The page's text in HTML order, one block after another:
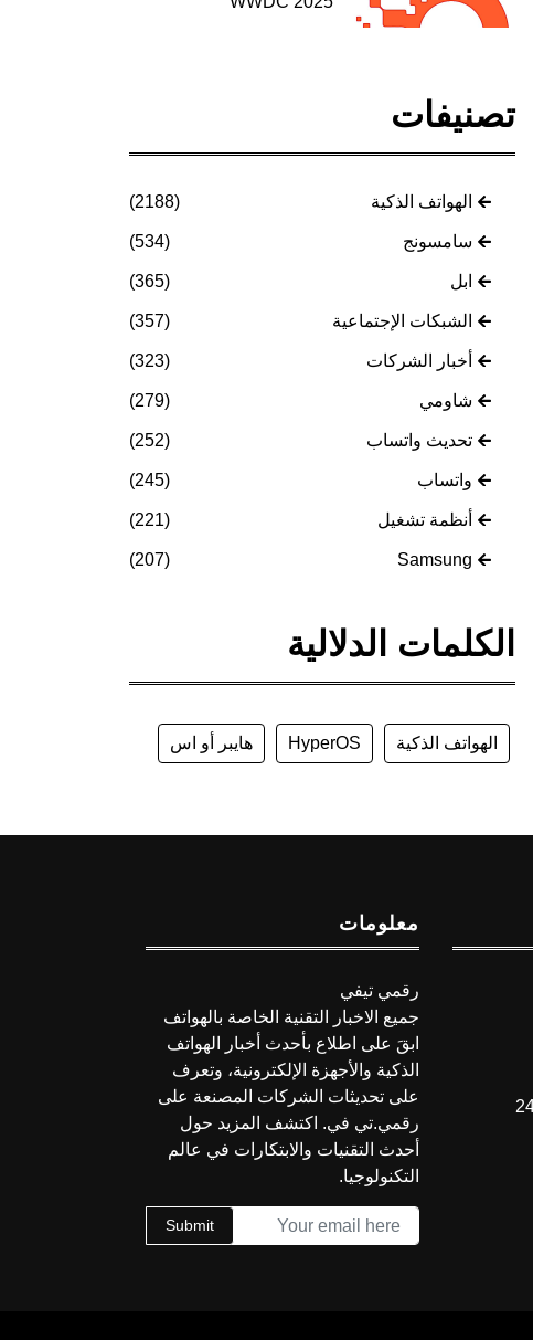
تصنيفات
الهواتف الذكية (2188)
سامسونج (534)
ابل (365)
الشبكات الإجتماعية (357)
أخبار الشركات (323)
شاومي (279)
تحديث واتساب (252)
واتساب (245)
أنظمة تشغيل (221)
Samsung
(207)
الكلمات الدلالية
الهواتف الذكية HyperOS هايبر أو اس
معلومات
رقمي تيفي
جميع الاخبار التقنية الخاصة بالهواتف
ابقَ على اطلاع بأحدث أخبار الهواتف
الذكية والأجهزة الإلكترونية، وتعرف
على تحديثات الشركات المصنعة على
رقمي.تي في. اكتشف المزيد حول
أحدث التقنيات والابتكارات في عالم
التكنولوجيا.
Submit